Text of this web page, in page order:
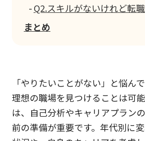
Q2.スキルがないけれど転
まとめ
「やりたいことがない」と悩ん
理想の職場を見つけることは可
は、自己分析やキャリアプラン
前の準備が重要です。年代別に